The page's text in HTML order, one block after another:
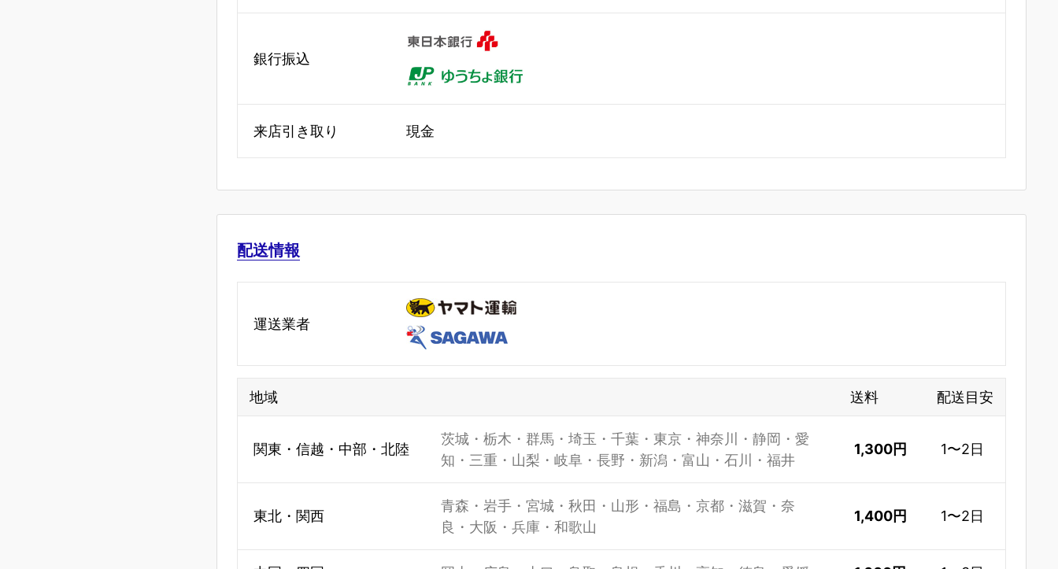
銀行振込
来店引き取り 現金
配送情報
運送業者
地域 送料 配送目安
関東・信越・中部・北陸
茨城・栃木・群馬・埼玉・千葉・東京・神奈川・静岡・愛
知・三重・山梨・岐阜・長野・新潟・富山・石川・福井
1,300円 1〜2日
東北・関西
青森・岩手・宮城・秋田・山形・福島・京都・滋賀・奈
良・大阪・兵庫・和歌山
1,400円 1〜2日